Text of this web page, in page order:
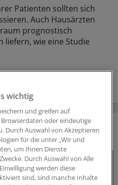
Patienten sollten sich
Auch Hausärzten
prognostisch
wie eine Studie
INTERESSIEREN
wichtig
und greifen auf
oder eindeutige
Durch Auswahl von Akzeptieren
für die unter „Wir und
um Ihnen Dienste
Durch Auswahl von Alle
werden diese
sind, sind manche Inhalte